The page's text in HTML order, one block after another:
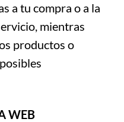
a tu compra o a la
mientras
productos o
WEB